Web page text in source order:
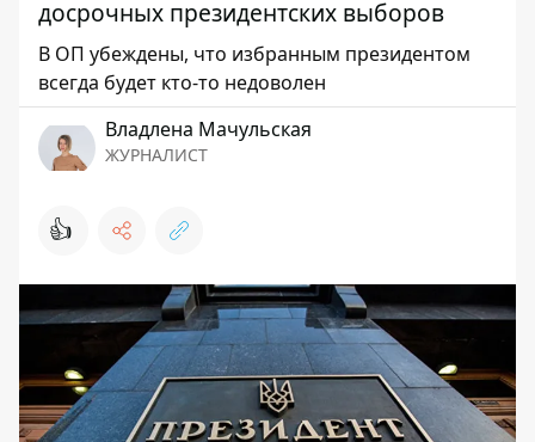
досрочных президентских выборов
В ОП убеждены, что избранным президентом
всегда будет кто-то недоволен
Владлена Мачульская
ЖУРНАЛИСТ
👍